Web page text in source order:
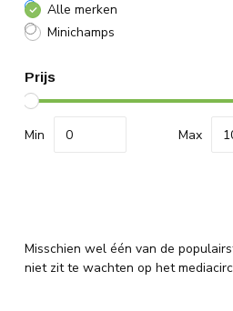
Alle merken
Minichamps
Prijs
Min Max
Misschien wel één van de
niet zit te wachten op het